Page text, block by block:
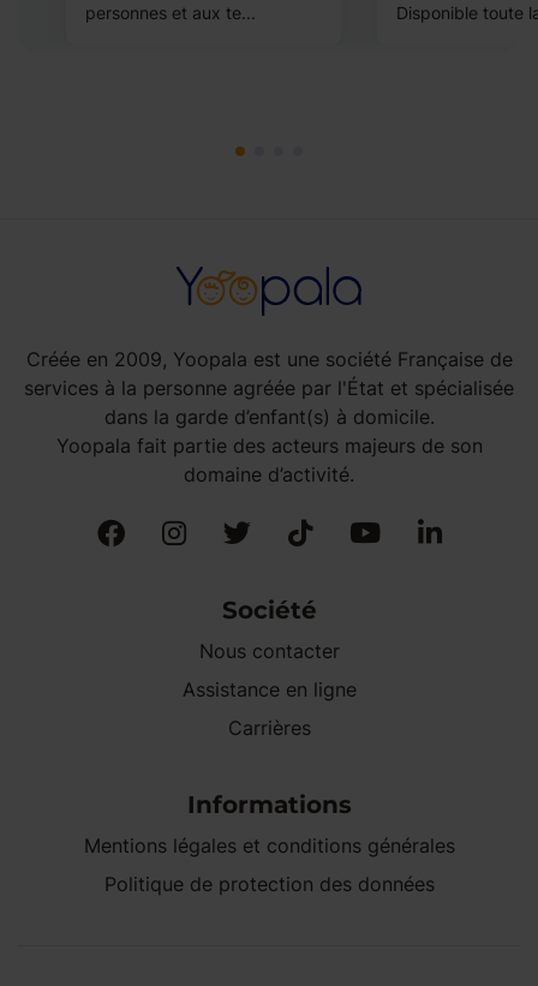
personnes et aux te...
Disponible toute
Créée en 2009, Yoopala est une société Française de
services à la personne agréée par l'État et spécialisée
dans la garde d’enfant(s) à domicile.
Yoopala fait partie des acteurs majeurs de son
domaine d’activité.
Société
Nous contacter
Assistance en ligne
Carrières
Informations
Mentions légales et conditions générales
Politique de protection des données